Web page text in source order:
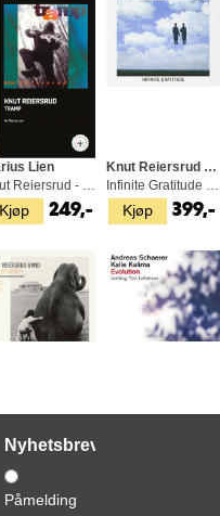
Kjøp
Lien
Knut Reiersrud - Tramp (BOK)
249,- Kjøp
Knut Reiersrud Band & Trondheimsolistene
Infinite Gratitude (LP)
399,-
199,- Kjøp 349,-
Nyhetsbrev
Påmelding